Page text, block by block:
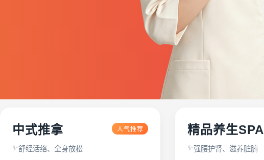
中式推拿 人气推荐
舒经活络、全身放松
精品养生SPA
强腰护肾、滋养脏腑